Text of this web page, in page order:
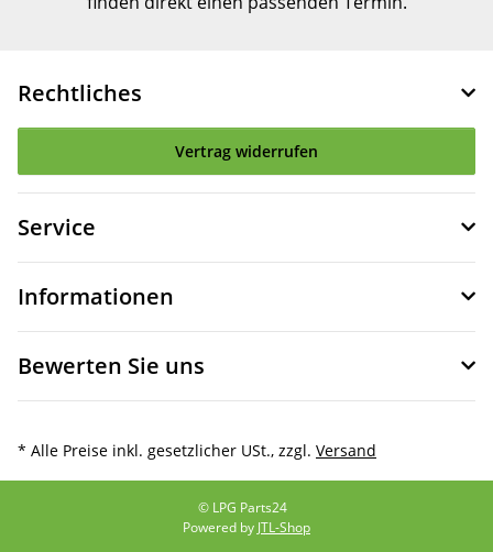
Rechtliches
Vertrag widerrufen
Service
Informationen
Bewerten Sie uns
* Alle Preise inkl. gesetzlicher USt., zzgl. Versand
© LPG Parts24
Powered by JTL-Shop